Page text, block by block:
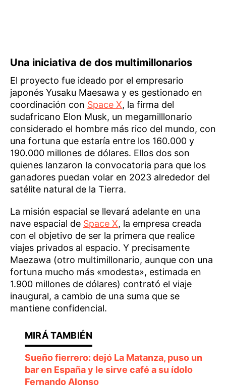
Una iniciativa de dos multimillonarios
El proyecto fue ideado por el empresario
japonés Yusaku Maesawa y es gestionado en
coordinación con Space X, la firma del
sudafricano Elon Musk, un megamilllonario
considerado el hombre más rico del mundo, con
una fortuna que estaría entre los 160.000 y
190.000 millones de dólares. Ellos dos son
quienes lanzaron la convocatoria para que los
ganadores puedan volar en 2023 alrededor del
satélite natural de la Tierra.
La misión espacial se llevará adelante en una
nave espacial de Space X, la empresa creada
con el objetivo de ser la primera que realice
viajes privados al espacio. Y precisamente
Maezawa (otro multimillonario, aunque con una
fortuna mucho más «modesta», estimada en
1.900 millones de dólares) contrató el viaje
inaugural, a cambio de una suma que se
mantiene confidencial.
Sueño fierrero: dejó La Matanza, puso un
bar en España y le sirve café a su ídolo
Fernando Alonso